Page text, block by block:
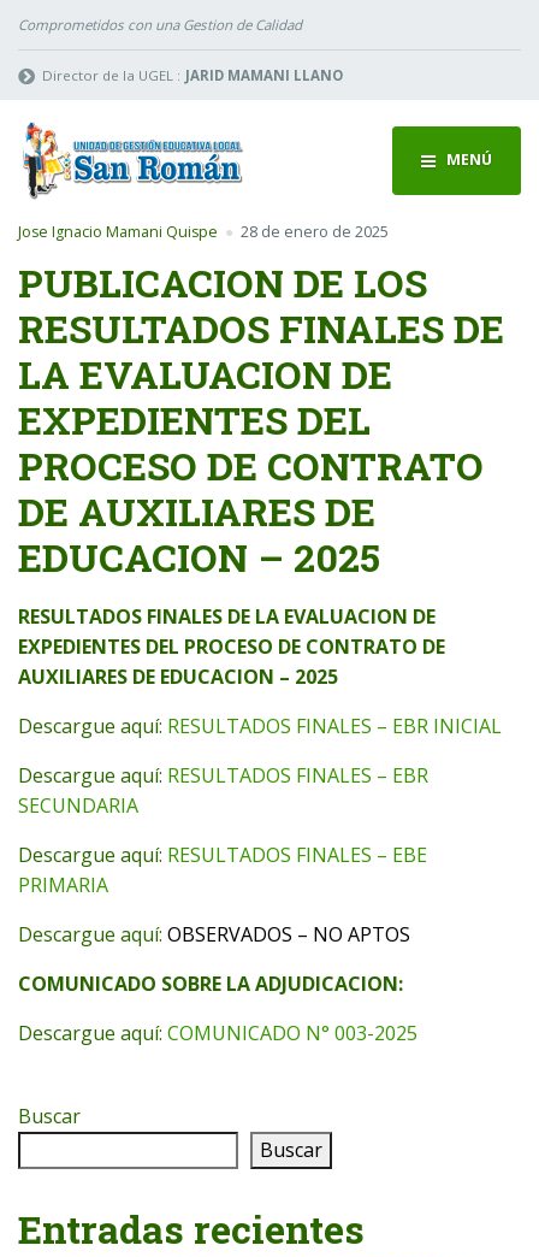
Comprometidos con una Gestion de Calidad
Director de la UGEL : JARID MAMANI LLANO
MENÚ
Jose Ignacio Mamani Quispe 28 de enero de 2025
PUBLICACION DE LOS
RESULTADOS FINALES DE
LA EVALUACION DE
EXPEDIENTES DEL
PROCESO DE CONTRATO
DE AUXILIARES DE
EDUCACION – 2025
RESULTADOS FINALES DE LA EVALUACION DE
EXPEDIENTES DEL PROCESO DE CONTRATO DE
AUXILIARES DE EDUCACION – 2025
Descargue aquí: RESULTADOS FINALES – EBR INICIAL
Descargue aquí: RESULTADOS FINALES – EBR
SECUNDARIA
Descargue aquí: RESULTADOS FINALES – EBE
PRIMARIA
Descargue aquí: OBSERVADOS – NO APTOS
COMUNICADO SOBRE LA ADJUDICACION:
Descargue aquí: COMUNICADO N° 003-2025
Buscar
Buscar
Entradas recientes